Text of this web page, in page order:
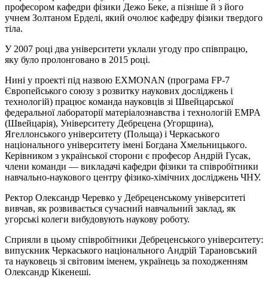
професором кафедри фізики Дежо Беке, а пізніше й з його
учнем Золтаном Ерделі, який очолює кафедру фізики твердого
тіла.
У 2007 році два університети уклали угоду про співпрацю,
яку було пролонговано в 2015 році.
Нині у проекті під назвою EXMONAN (програма FP-7
Європейського союзу з розвитку наукових досліджень і
технологій) працює команда науковців зі Швейцарської
федеральної лабораторії матеріалознавства і технологій EMPA
(Швейцарія), Університету Дебрецена (Угорщина),
Ягеллонського університету (Польща) і Черкаського
національного університету імені Богдана Хмельницького.
Керівником з української сторони є професор Андрій Гусак,
члени команди — викладачі кафедри фізики та співробітники
навчально-наукового центру фізико-хімічних досліджень ЧНУ.
Ректор Олександр Черевко у Дебреценському університеті
вивчав, як розвивається сучасний навчальний заклад, як
угорські колеги вибудовують наукову роботу.
Сприяли в цьому співробітники Дебреценського університету:
випускник Черкаського національного Андрій Тарановський
та науковець зі світовим іменем, українець за походженням
Олександр Кікенеші.